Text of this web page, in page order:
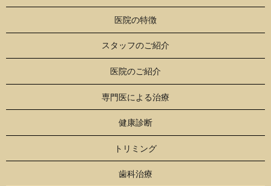
医院の特徴
スタッフのご紹介
医院のご紹介
専門医による治療
健康診断
トリミング
歯科治療